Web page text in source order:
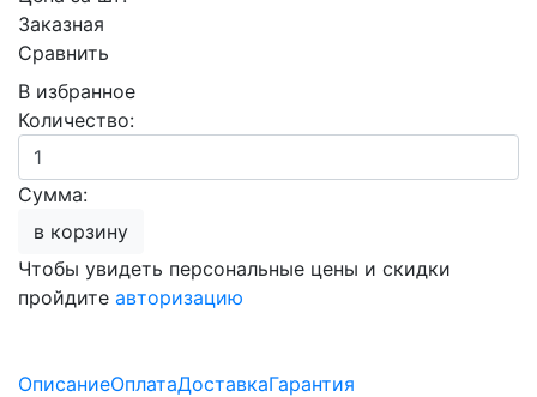
Заказная
Сравнить
В избранное
Количество:
Сумма:
в корзину
Чтобы увидеть персональные цены и скидки
пройдите авторизацию
ОписаниеОплатаДоставкаГарантия